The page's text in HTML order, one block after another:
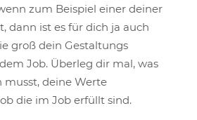
zum Beispiel einer deiner
dann ist es für dich ja auch
groß dein Gestaltungs
Job. Überleg dir mal, was
musst, deine Werte
die im Job erfüllt sind.